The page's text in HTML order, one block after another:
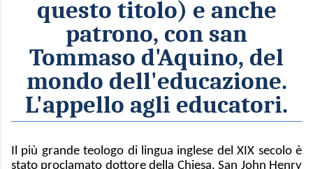
questo titolo) e anche
patrono, con san
Tommaso d'Aquino, del
mondo dell'educazione.
L'appello agli educatori.
Il più grande teologo di lingua inglese del XIX secolo è
stato proclamato dottore della Chiesa. San John Henry